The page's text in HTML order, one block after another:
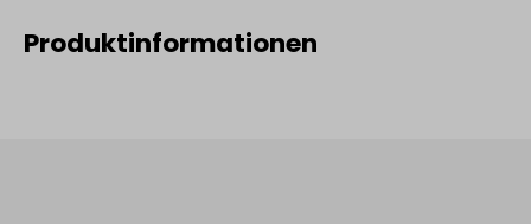
Produktinformationen